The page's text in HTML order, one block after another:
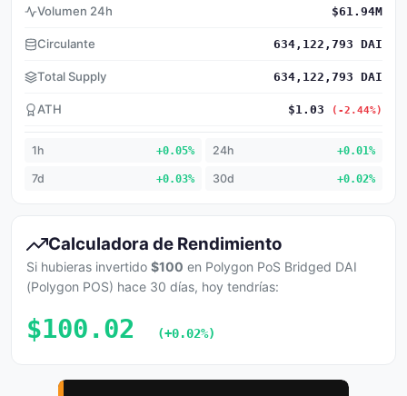
Volumen 24h $61.94M
Circulante 634,122,793 DAI
Total Supply 634,122,793 DAI
ATH $1.03 (-2.44%)
1h +0.05% 24h +0.01%
7d +0.03% 30d +0.02%
Calculadora de Rendimiento
Si hubieras invertido $100 en Polygon PoS Bridged DAI
(Polygon POS) hace 30 días, hoy tendrías:
$100.02 (+0.02%)